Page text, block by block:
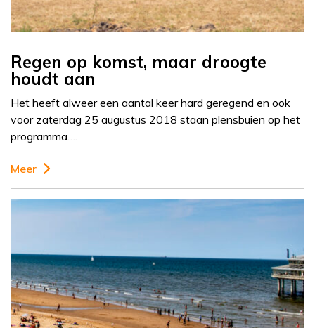
Regen op komst, maar droogte
houdt aan
Het heeft alweer een aantal keer hard geregend en ook
voor zaterdag 25 augustus 2018 staan plensbuien op het
programma….
Meer